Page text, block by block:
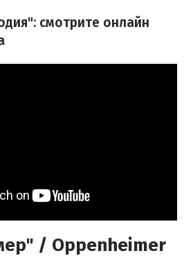
смотрите онлайн
/ Oppenheimer